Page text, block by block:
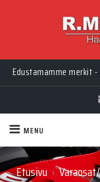
Edustamamme merkit -
MENU
Etusivu ›